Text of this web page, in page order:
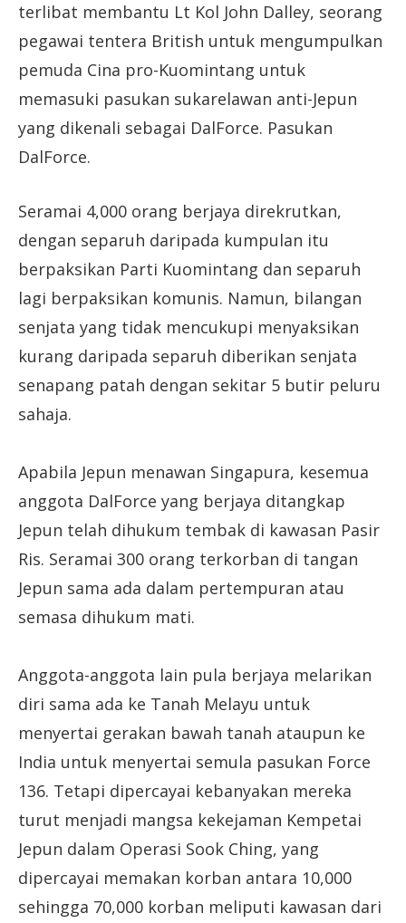
terlibat membantu Lt Kol John Dalley, seorang
pegawai tentera British untuk mengumpulkan
pemuda Cina pro-Kuomintang untuk
memasuki pasukan sukarelawan anti-Jepun
yang dikenali sebagai DalForce. Pasukan
DalForce.
Seramai 4,000 orang berjaya direkrutkan,
dengan separuh daripada kumpulan itu
berpaksikan Parti Kuomintang dan separuh
lagi berpaksikan komunis. Namun, bilangan
senjata yang tidak mencukupi menyaksikan
kurang daripada separuh diberikan senjata
senapang patah dengan sekitar 5 butir peluru
sahaja.
Apabila Jepun menawan Singapura, kesemua
anggota DalForce yang berjaya ditangkap
Jepun telah dihukum tembak di kawasan Pasir
Ris. Seramai 300 orang terkorban di tangan
Jepun sama ada dalam pertempuran atau
semasa dihukum mati.
Anggota-anggota lain pula berjaya melarikan
diri sama ada ke Tanah Melayu untuk
menyertai gerakan bawah tanah ataupun ke
India untuk menyertai semula pasukan Force
136. Tetapi dipercayai kebanyakan mereka
turut menjadi mangsa kekejaman Kempetai
Jepun dalam Operasi Sook Ching, yang
dipercayai memakan korban antara 10,000
sehingga 70,000 korban meliputi kawasan dari